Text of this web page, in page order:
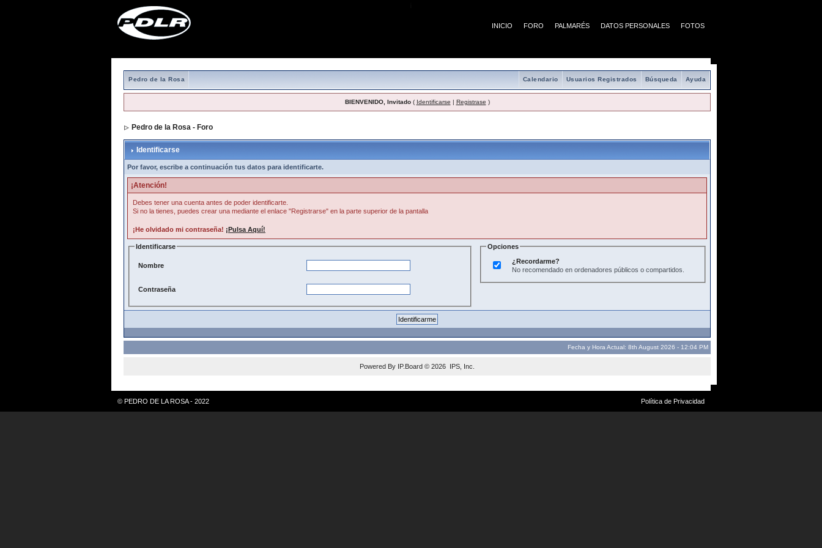
INICIO FORO PALMARÉS DATOS PERSONALES FOTOS
Pedro de la Rosa Ayuda
Búsqueda
Usuarios Registrados
Calendario
BIENVENIDO, Invitado( Identificarse | Registrase )
Pedro de la Rosa - Foro
Identificarse
Por favor, escribe a continuación tus datos para identificarte.
¡Atención!
Debes tener una cuenta antes de poder identificarte.
Si no la tienes, puedes crear una mediante el enlace "Registrarse" en la parte superior de la pantalla
¡He olvidado mi contraseña! ¡Pulsa Aquí!
Identificarse
Nombre
Contraseña
Opciones
¿Recordarme?
No recomendado en ordenadores públicos o compartidos.
Fecha y Hora Actual: 8th August 2026 - 12:04 PM
Powered By IP.Board © 2026 IPS, Inc
© PEDRO DE LA ROSA - 2022 Política de Privacidad